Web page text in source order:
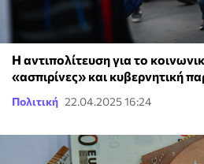
Η αντιπολίτευση για το
«ασπιρίνες» και κυβερνητική
Πολιτική 22.04.2025 16:24